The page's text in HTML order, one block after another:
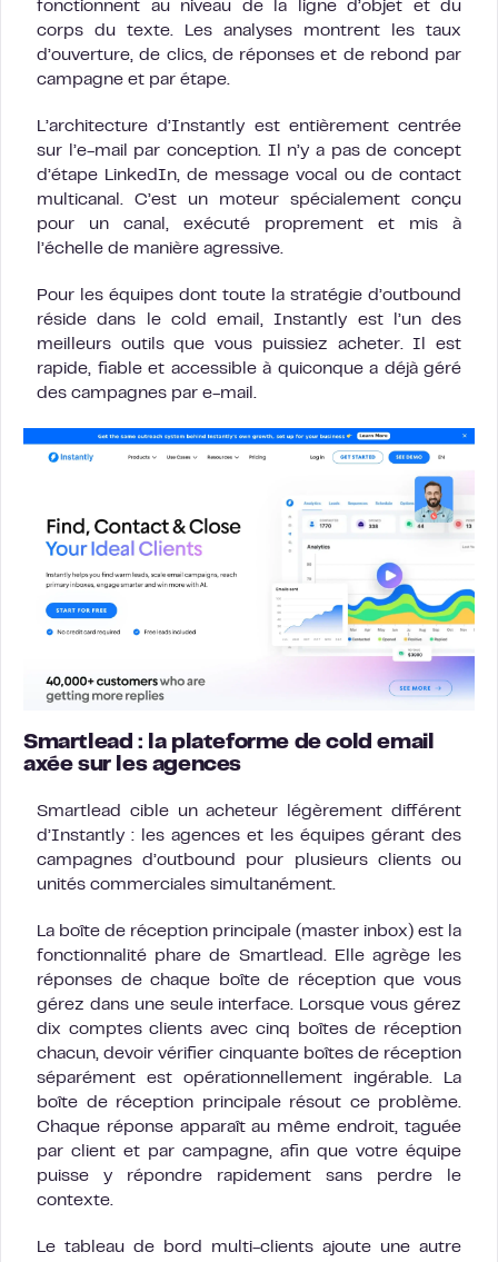
fonctionnent au niveau de la ligne d’objet et du
corps du texte. Les analyses montrent les taux
d’ouverture, de clics, de réponses et de rebond par
campagne et par étape.
L’architecture d’Instantly est entièrement centrée
sur l’e-mail par conception. Il n’y a pas de concept
d’étape LinkedIn, de message vocal ou de contact
multicanal. C’est un moteur spécialement conçu
pour un canal, exécuté proprement et mis à
l’échelle de manière agressive.
Pour les équipes dont toute la stratégie d’outbound
réside dans le cold email, Instantly est l’un des
meilleurs outils que vous puissiez acheter. Il est
rapide, fiable et accessible à quiconque a déjà géré
des campagnes par e-mail.
Smartlead : la plateforme de cold email
axée sur les agences
Smartlead cible un acheteur légèrement différent
d’Instantly : les agences et les équipes gérant des
campagnes d’outbound pour plusieurs clients ou
unités commerciales simultanément.
La boîte de réception principale (master inbox) est la
fonctionnalité phare de Smartlead. Elle agrège les
réponses de chaque boîte de réception que vous
gérez dans une seule interface. Lorsque vous gérez
dix comptes clients avec cinq boîtes de réception
chacun, devoir vérifier cinquante boîtes de réception
séparément est opérationnellement ingérable. La
boîte de réception principale résout ce problème.
Chaque réponse apparaît au même endroit, taguée
par client et par campagne, afin que votre équipe
puisse y répondre rapidement sans perdre le
contexte.
Le tableau de bord multi-clients ajoute une autre